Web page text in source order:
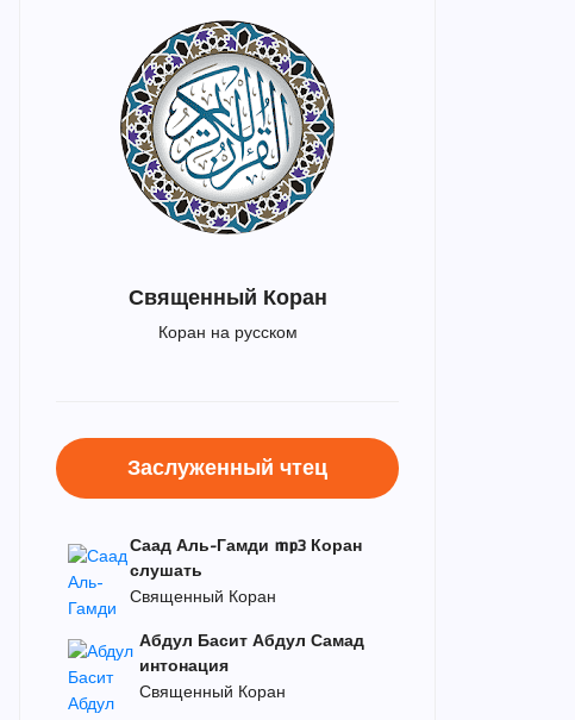
Священный Коран
Коран на русском
Заслуженный чтец
Саад Аль-Гамди mp3 Коран
слушать
Священный Коран
Абдул Басит Абдул Самад
интонация
Священный Коран